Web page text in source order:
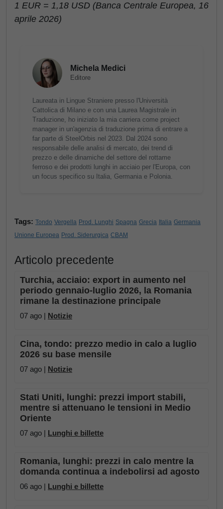
1 EUR = 1,18 USD (Banca Centrale Europea, 16
aprile 2026)
Michela Medici
Editore
Laureata in Lingue Straniere presso l'Università
Cattolica di Milano e con una Laurea Magistrale in
Traduzione, ho iniziato la mia carriera come project
manager in un'agenzia di traduzione prima di entrare a
far parte di SteelOrbis nel 2023. Dal 2024 sono
responsabile delle analisi di mercato, dei trend di
prezzo e delle dinamiche del settore del rottame
ferroso e dei prodotti lunghi in acciaio per l'Europa, con
un focus specifico su Italia, Germania e Polonia.
Tags: Tondo Vergella Prod. Lunghi Spagna Grecia Italia Germania
Unione Europea Prod. Siderurgica CBAM
Articolo precedente
Turchia, acciaio: export in aumento nel
periodo gennaio-luglio 2026, la Romania
rimane la destinazione principale
07 ago | Notizie
Cina, tondo: prezzo medio in calo a luglio
2026 su base mensile
07 ago | Notizie
Stati Uniti, lunghi: prezzi import stabili,
mentre si attenuano le tensioni in Medio
Oriente
07 ago | Lunghi e billette
Romania, lunghi: prezzi in calo mentre la
domanda continua a indebolirsi ad agosto
06 ago | Lunghi e billette